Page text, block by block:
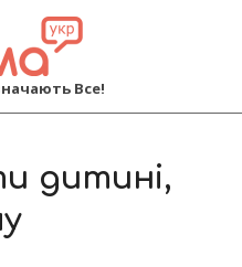
Все!
дитині,